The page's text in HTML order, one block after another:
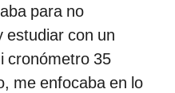
para no
estudiar con un
cronómetro 35
me enfocaba en lo